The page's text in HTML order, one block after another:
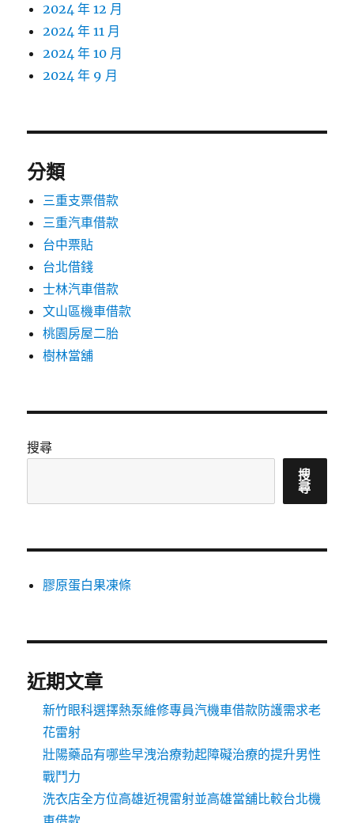
2024 年 12 月
2024 年 11 月
2024 年 10 月
2024 年 9 月
分類
三重支票借款
三重汽車借款
台中票貼
台北借錢
士林汽車借款
文山區機車借款
桃園房屋二胎
樹林當舖
搜尋
搜
尋
膠原蛋白果凍條
近期文章
新竹眼科選擇熱泵維修專員汽機車借款防護需求老
花雷射
壯陽藥品有哪些早洩治療勃起障礙治療的提升男性
戰鬥力
洗衣店全方位高雄近視雷射並高雄當舖比較台北機